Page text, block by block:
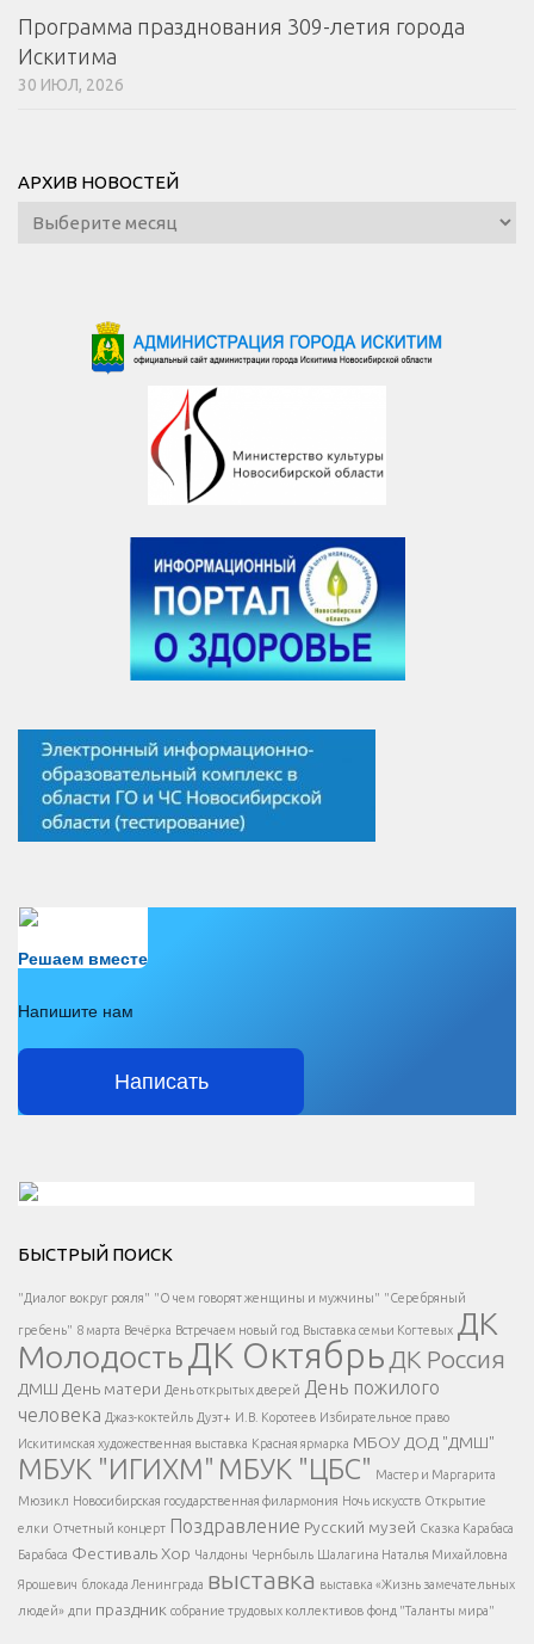
Программа празднования 309-летия города
Искитима
30 ИЮЛ, 2026
АРХИВ НОВОСТЕЙ
Архив
новостей
Решаем вместе
Напишите нам
Написать
Есть вопрос?
Напишите нам
</span >
Написать
</button >
</div >
</div > </div >
БЫСТРЫЙ ПОИСК
"Диалог вокруг рояля" "О чем говорят женщины и мужчины" "Серебряный
гребень" 8 марта Вечёрка Встречаем новый год Выставка семьи Когтевых ДК
МолодостьДК Октябрь ДК Россия
ДМШ День матери День открытых дверей День пожилого
человека Джаз-коктейль Дуэт+ И.В. Коротеев Избирательное право
Искитимская художественная выставка Красная ярмарка МБОУ ДОД "ДМШ"
МБУК "ИГИХМ" МБУК "ЦБС" Мастер и Маргарита
Мюзикл Новосибирская государственная филармония Ночь искусств Открытие
елки Отчетный концерт Поздравление Русский музей Сказка Карабаса
Барабаса Фестиваль Хор Чалдоны Чернбыль Шалагина Наталья Михайловна
Ярошевич блокада Ленинграда выставка выставка «Жизнь замечательных
людей» дпи праздник собрание трудовых коллективов фонд "Таланты мира"